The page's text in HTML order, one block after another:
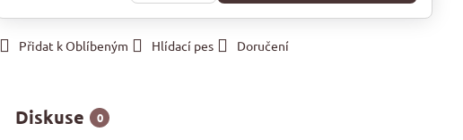
Přidat k Oblíbeným Hlídací pes Doručení
Diskuse 0